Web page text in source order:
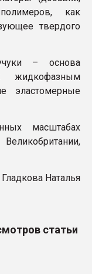
как
твердого
– основа
жидкофазным
эластомерные
масштабах
Гладкова Наталья
статьи